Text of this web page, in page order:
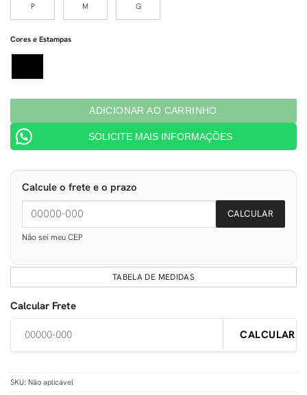
P M G
Cores e Estampas
ADICIONAR AO CARRINHO
SOLICITE MAIS INFORMAÇÕES
Calcule o frete e o prazo
CALCULAR
Não sei meu CEP
TABELA DE MEDIDAS
Calcular Frete
CALCULAR
SKU: Não aplicável